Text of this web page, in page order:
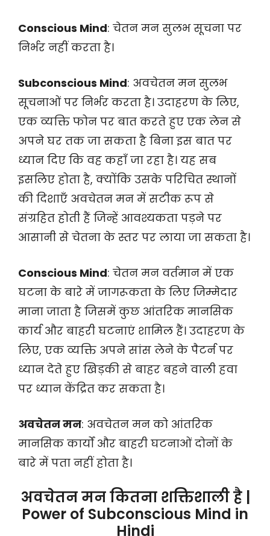
Conscious Mind: चेतन मन सुलभ सूचना पर
निर्भर नहीं करता है।
Subconscious Mind: अवचेतन मन सुलभ
सूचनाओं पर निर्भर करता है। उदाहरण के लिए,
एक व्यक्ति फोन पर बात करते हुए एक लेन से
अपने घर तक जा सकता है बिना इस बात पर
ध्यान दिए कि वह कहाँ जा रहा है। यह सब
इसलिए होता है, क्योंकि उसके परिचित स्थानों
की दिशाएँ अवचेतन मन में सटीक रूप से
संग्रहित होती हैं जिन्हें आवश्यकता पड़ने पर
आसानी से चेतना के स्तर पर लाया जा सकता है।
Conscious Mind: चेतन मन वर्तमान में एक
घटना के बारे में जागरूकता के लिए जिम्मेदार
माना जाता है जिसमें कुछ आंतरिक मानसिक
कार्य और बाहरी घटनाएं शामिल हैं। उदाहरण के
लिए, एक व्यक्ति अपने सांस लेने के पैटर्न पर
ध्यान देते हुए खिड़की से बाहर बहने वाली हवा
पर ध्यान केंद्रित कर सकता है।
अवचेतन मन: अवचेतन मन को आंतरिक
मानसिक कार्यों और बाहरी घटनाओं दोनों के
बारे में पता नहीं होता है।
अवचेतन मन कितना शक्तिशाली है |
Power of Subconscious Mind in
Hindi